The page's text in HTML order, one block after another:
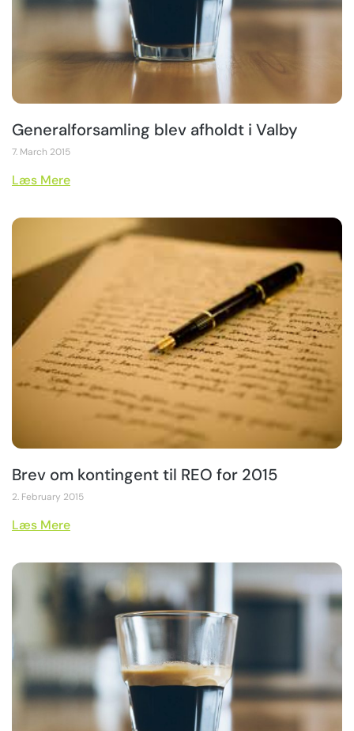
Generalforsamling blev afholdt i Valby
7. March 2015
Læs Mere
Brev om kontingent til REO for 2015
2. February 2015
Læs Mere